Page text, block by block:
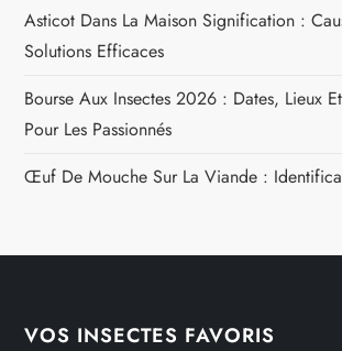
Asticot Dans La Maison Signification :
Solutions Efficaces
Bourse Aux Insectes 2026 : Dates, Lieux
Pour Les Passionnés
Œuf De Mouche Sur La Viande :
VOS INSECTES FAVORIS